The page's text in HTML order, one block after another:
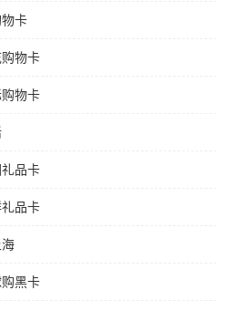
卡
物卡
物卡
品卡
品卡
黑卡